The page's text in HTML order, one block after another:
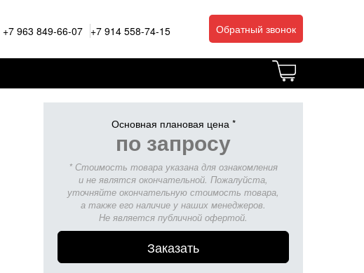
+7 963 849-66-07 +7 914 558-74-15 Обратный звонок
Основная плановая цена *
по запросу
* Стоимость товара указана для ознакомления
и не являтся окончательной. Пожалуйста,
уточняйте окончательную стоимость товара,
а также его наличие у наших менеджеров.
Не является публичной офертой.
Заказать